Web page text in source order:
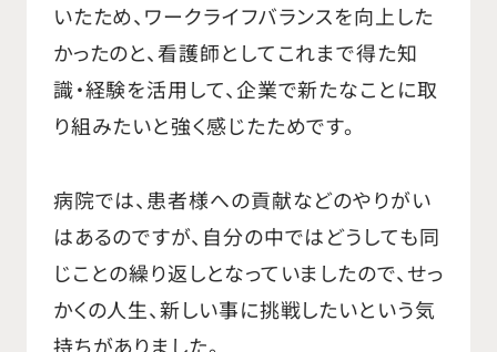
いたため、ワークライフバランスを向上した
かったのと、看護師としてこれまで得た知
識・経験を活用して、企業で新たなことに取
り組みたいと強く感じたためです。
病院では、患者様への貢献などのやりがい
はあるのですが、自分の中ではどうしても同
じことの繰り返しとなっていましたので、せっ
かくの人生、新しい事に挑戦したいという気
持ちがありました。